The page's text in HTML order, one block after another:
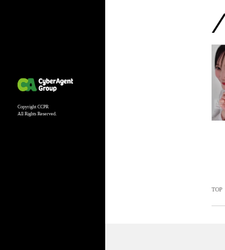
Copyright CCPR
All Rights Reserved.
TOP